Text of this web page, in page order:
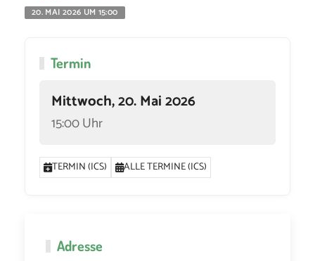
20. MAI 2026 UM 15:00
Termin
Mittwoch, 20. Mai 2026
15:00 Uhr
TERMIN (ICS) ALLE TERMINE (ICS)
Adresse